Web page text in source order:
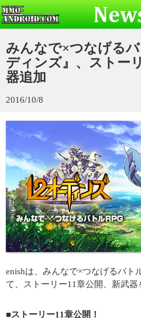
みんなで×つなげる
ディンズ』、ストー
器追加
2016/10/8
enishは、みんなで×つなげるバト
て、ストーリー11章公開、新武器
■ストーリー11章公開！